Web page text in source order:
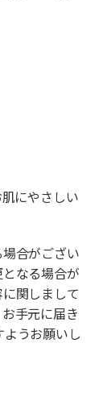
にやさしい
合がござい
なる場合が
関しまして
手元に届き
うお願いし